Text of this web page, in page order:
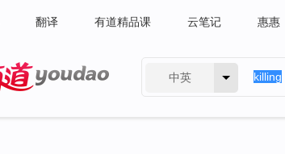
翻译 有道精品课 云笔记 惠惠
中英